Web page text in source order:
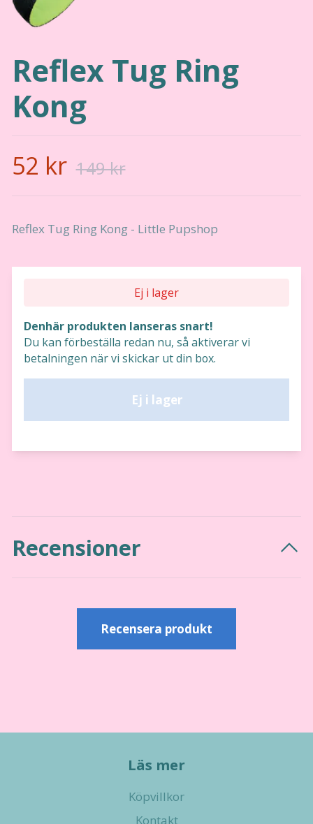
Reflex Tug Ring
Kong
52 kr 149 kr
Reflex Tug Ring Kong - Little Pupshop
Ej i lager
Denhär produkten lanseras snart!
Du kan förbeställa redan nu, så aktiverar vi
betalningen när vi skickar ut din box.
Ej i lager
Recensioner
Recensera produkt
Läs mer
Köpvillkor
Kontakt